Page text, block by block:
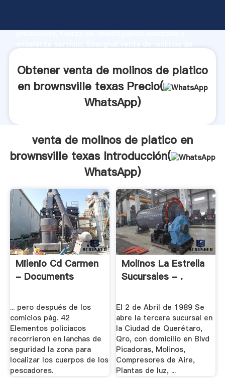
producción, fuerza de investigación avanzada y
aporta valores a todos los clientes.
Obtener venta de molinos de platico
en brownsville texas Precio(
WhatsApp)
venta de molinos de platico en
brownsville texas Introducción(
WhatsApp)
Milenio Cd Carmen
- Documents
... pero después de los
comicios pág. 42
Elementos policiacos
recorrieron en lanchas de
seguridad la zona para
localizar los cuerpos de los
pescadores.
Molinos La Estrella
Sucursales - .
El 2 de Abril de 1989 Se
abre la tercera sucursal en
la Ciudad de Querétaro,
Qro, con domicilio en Blvd
Picadoras, Molinos,
Compresores de Aire,
Plantas de luz, ...